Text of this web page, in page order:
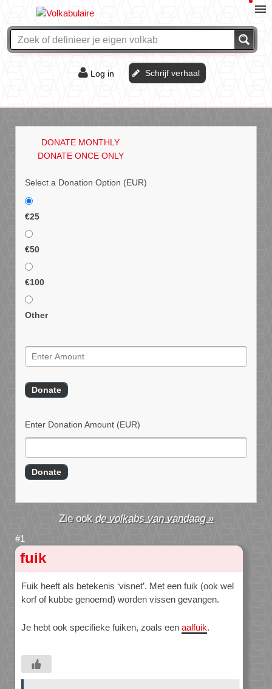
Log in Schrijf verhaal
DONATE MONTHLY
DONATE ONCE ONLY
Select a Donation Option (EUR)
€25
€50
€100
Other
Enter Donation Amount (EUR)
de volkabs van vandaag »
fuik
Fuik heeft als betekenis ‘visnet’. Met een fuik (ook wel
korf of kubbe genoemd) worden vissen gevangen.
Je hebt ook specifieke fuiken, zoals een aalfuik.